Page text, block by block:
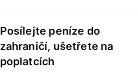
Posílejte peníze do
zahraničí, ušetřete na
poplatcích